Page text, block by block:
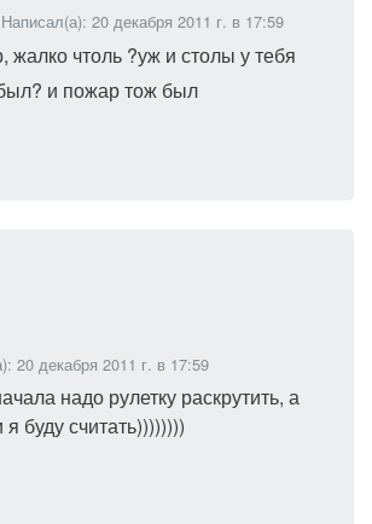
Написал(а): 20 декабря 2011 г. в 17:59
жалко чтоль ?уж и столы у тебя
и пожар тож был
20 декабря 2011 г. в 17:59
надо рулетку раскрутить, а
буду считать))))))))